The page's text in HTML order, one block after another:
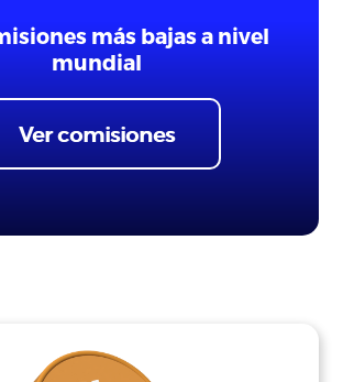
más bajas a nivel
mundial
Ver comisiones